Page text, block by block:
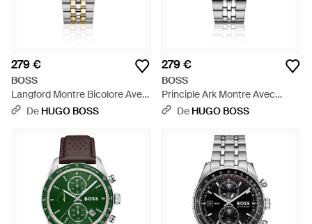
279 €
BOSS
Langford Montre Bicolore Avec
Bracelet À Cinq Maillons -
De HUGO BOSS
279 €
BOSS
Principle Ark Montre Avec
Cadran Noir Texturé - Noir
De HUGO BOSS